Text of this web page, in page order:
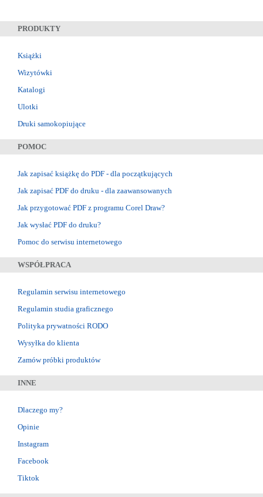
PRODUKTY
Książki
Wizytówki
Katalogi
Ulotki
Druki samokopiujące
POMOC
Jak zapisać książkę do PDF - dla początkujących
Jak zapisać PDF do druku - dla zaawansowanych
Jak przygotować PDF z programu Corel Draw?
Jak wysłać PDF do druku?
Pomoc do serwisu internetowego
WSPÓŁPRACA
Regulamin serwisu internetowego
Regulamin studia graficznego
Polityka prywatności RODO
Wysyłka do klienta
Zamów próbki produktów
INNE
Dlaczego my?
Opinie
Instagram
Facebook
Tiktok